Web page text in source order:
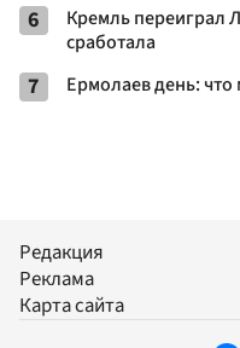
6
Кремль переиграл
сработала
7 Ермолаев день: что
Редакция
Реклама
Карта сайта